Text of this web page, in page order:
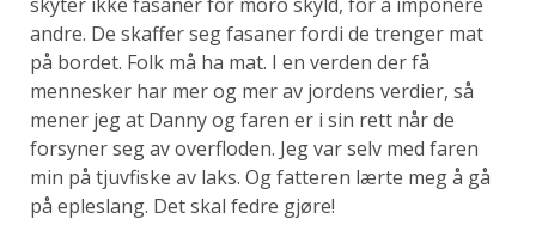
andre. De skaffer seg fasaner fordi de trenger mat
på bordet. Folk må ha mat. I en verden der få
mennesker har mer og mer av jordens verdier, så
mener jeg at Danny og faren er i sin rett når de
forsyner seg av overfloden. Jeg var selv med faren
min på tjuvfiske av laks. Og fatteren lærte meg å gå
på epleslang. Det skal fedre gjøre!